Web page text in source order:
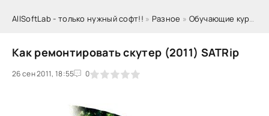
AllSoftLab - только нужный софт!! » Разное » Обучающие курсы
Как ремонтировать скутер (2011) SATRip
26 сен 2011, 18:55 0
1 2 3 4 5